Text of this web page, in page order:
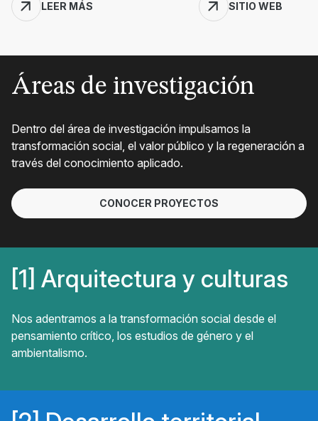
LEER MÁS SITIO WEB
Áreas de investigación
Dentro del área de investigación impulsamos la
transformación social, el valor público y la regeneración a
través del conocimiento aplicado.
CONOCER PROYECTOS
Arquitectura y culturas
Nos adentramos a la transformación social desde el
pensamiento crítico, los estudios de género y el
ambientalismo.